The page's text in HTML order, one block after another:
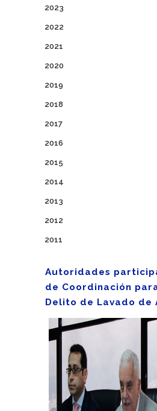
2023
2022
2021
2020
2019
2018
2017
2016
2015
2014
2013
2012
2011
Autoridades
de Coordinación
Delito de Lavado de